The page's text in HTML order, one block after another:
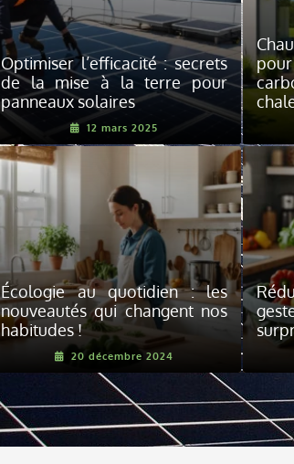
Optimiser l’efficacité : secrets
de la mise à la terre pour
panneaux solaires
12 mars 2025
Écologie au quotidien : les
nouveautés qui changent nos
habitudes !
20 décembre 2024